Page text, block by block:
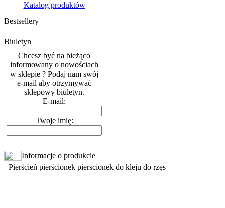
Katalog produktów
Bestsellery
Biuletyn
Chcesz być na bieżąco
informowany o nowościach
w sklepie ? Podaj nam swój
e-mail aby otrzymywać
sklepowy biuletyn.
E-mail:
Twoje imię:
Informacje o produkcie
Pierścień pierścionek pierscionek do kleju do rzęs